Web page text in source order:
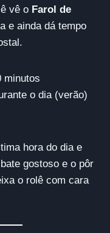
vê o Farol de
e ainda dá tempo
minutos
o dia (verão)
hora do dia e
gostoso e o pôr
o rolê com cara